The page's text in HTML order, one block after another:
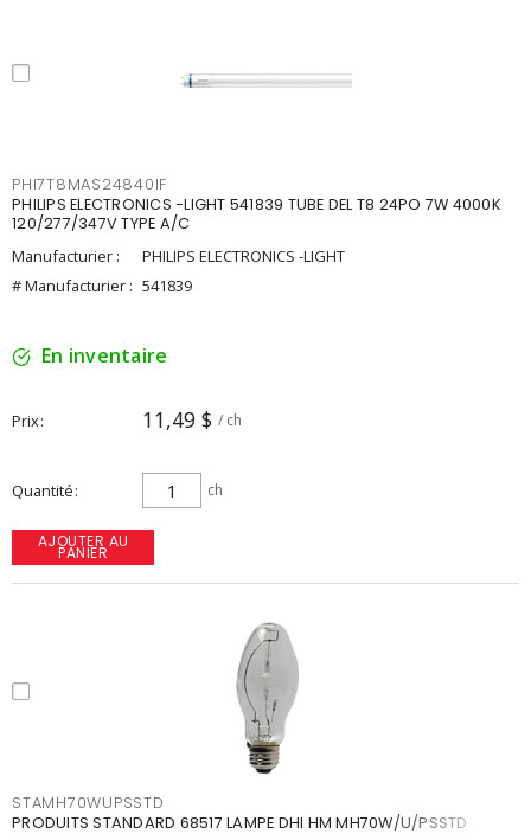
PHI7T8MAS24840IF
PHILIPS ELECTRONICS -LIGHT 541839 TUBE DEL T8 24PO 7W 4000K
120/277/347V TYPE A/C
Manufacturier :
PHILIPS ELECTRONICS -LIGHT
# Manufacturier : 541839
En inventaire
Prix 11,49 $ / ch
Quantité ch
AJOUTER AU
PANIER
STAMH70WUPSSTD
PRODUITS STANDARD 68517 LAMPE DHI HM MH70W/U/PSSTD